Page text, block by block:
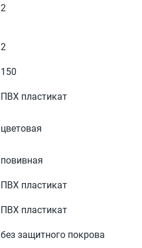
2
2
150
ПВХ пластикат
цветовая
повивная
ПВХ пластикат
ПВХ пластикат
без защитного покрова